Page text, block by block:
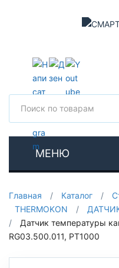
МЕНЮ
Главная / Каталог /
THERMOKON
/
/
Датчик температуры
RG03.500.011, PT1000